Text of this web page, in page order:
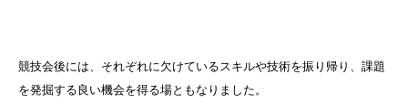
競技会後には、それぞれに欠けているスキルや技術を振り帰り、課題
を発掘する良い機会を得る場ともなりました。